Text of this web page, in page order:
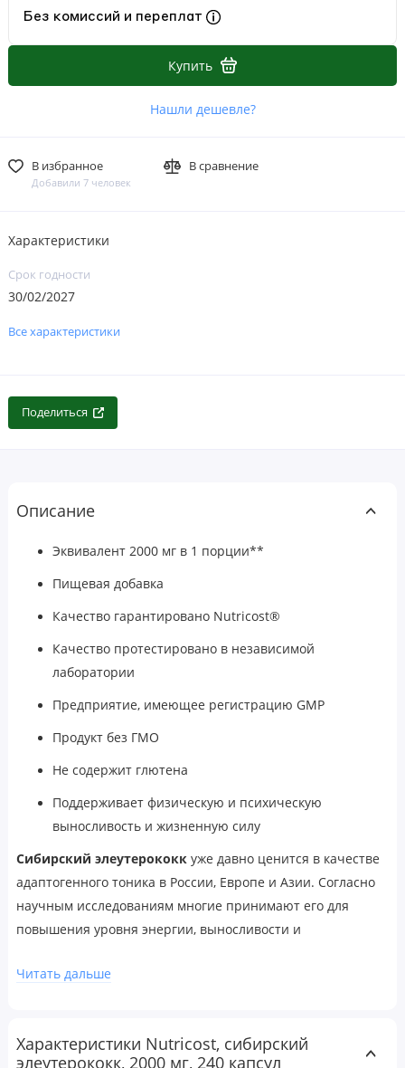
Без комиссий и переплат
Купить
Нашли дешевле?
В избранное
Добавили 7 человек
В сравнение
Характеристики
Срок годности
30/02/2027
Все характеристики
Поделиться
Описание
Эквивалент 2000 мг в 1 порции**
Пищевая добавка
Качество гарантировано Nutricost®
Качество протестировано в независимой
лаборатории
Предприятие, имеющее регистрацию GMP
Продукт без ГМО
Не содержит глютена
Поддерживает физическую и психическую
выносливость и жизненную силу
Сибирский элеутерококк уже давно ценится в качестве
адаптогенного тоника в России, Европе и Азии. Согласно
научным исследованиям многие принимают его для
повышения уровня энергии, выносливости и
день, запивая 240–300 мл (8–12 унциями) воды или в
соответствии с рекомендациями лечащего врача.
Читать дальше
Характеристики Nutricost, сибирский
элеутерококк, 2000 мг, 240 капсул